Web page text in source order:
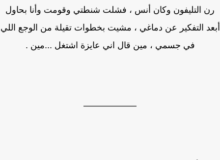
التليفون وكان أنس ، فشلت شنطتي وقومت وأنا بحاول
التفكير عن دماغي ، مشيت بخطوات تقيلة من الوجع اللي
في جسمي ، مين قال اني عايزة اشتغل ...مين .
——————